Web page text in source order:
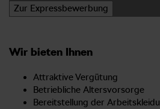
Zur Expressbewerbung
Wir bieten Ihnen
Attraktive Vergütung
Betriebliche Altersvorsorge
Bereitstellung der